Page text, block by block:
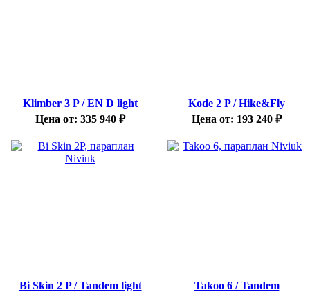
Klimber 3 P / EN D light
Цена от: 335 940 ₽
Kode 2 P / Hike&Fly
Цена от: 193 240 ₽
Bi Skin 2 P / Tandem light
Takoo 6 / Tandem